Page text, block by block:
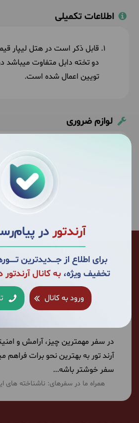
آرندتوردر
برای اطلاع از جــــدیدترین
تخفیف ویژه،به کانال آرندتور
ورود به کانال
اطلاعات تکمیلی
قابل ذکر است در هتل لیپار
دو تخته دابل متفاوت میباشد
تویین اعمال شده است.
لوازم ضروری
لباس مناسب فصل
اصل
سارا فریدونی خامنه
در سفر مهمترین چیز، آرامش و
آرند تور به بهترین نحو برات فراهم
سفر خوشتر باشه...
همراه ما در سفرهای: ناشناخته های